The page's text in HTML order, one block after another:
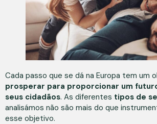
Cada passo que se dá na Europa tem um
prosperar para proporcionar um
seus cidadãos. As diferentes tipos de
analisámos não são mais do que
esse objetivo.